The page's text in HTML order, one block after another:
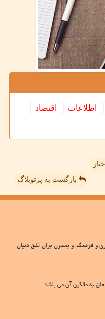
اطلاعات
اقتصاد
بازگشت به پرتوبلاگ
و فرهنگ، و بستری برای خلق دنیای